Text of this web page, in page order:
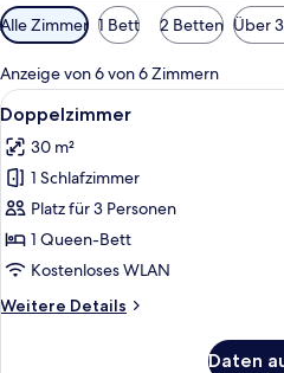
Verfügbare
Filter
für
Zimmer
Alle Zimmer 1 Bett 2 Betten Über
Anzeige von 6 von 6 Zimmern
Alle
Fotos
für
Doppelzimmer
anzeigen
6
Doppelzimmer
30 m²
1 Schlafzimmer
Platz für 3 Personen
1 Queen-Bett
Kostenloses WLAN
Weitere Details
Weitere
Daten